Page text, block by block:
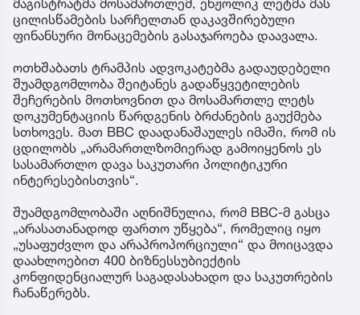
ცილისწამების სარჩელთან დაკავშირებული
ფინანსური მონაცემების გასაჯაროება დაავალა.
ოთხშაბათს ტრამპის ადვოკატებმა გადაუდებელი
შუამდგომლობა შეიტანეს გადაწყვეტილების
შეჩერების მოთხოვნით და მოსამართლე ლეტს
დოკუმენტაციის წარდგენის ბრძანების გაუქმება
სთხოვეს. მათ BBC დაადანაშაულეს იმაში, რომ ის
ცდილობს „არამართლზომიერად გამოიყენოს ეს
სასამართლო დავა საკუთარი პოლიტიკური
ინტერესებისთვის“.
შუამდგომლობაში აღნიშნულია, რომ BBC-მ გასცა
„არასათანადოდ ფართო უწყება“, რომელიც იყო
„უსაფუძვლო და არაპროპორციული“ და მოიცავდა
დაახლოებით 400 ბიზნესსუბიექტის
კონფიდენციალურ საგადასახადო და საკუთრების
ჩანაწერებს.